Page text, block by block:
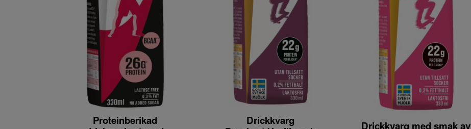
Proteinberikad
Drickkvarg
Drickkvarg med smak av